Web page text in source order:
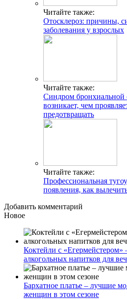
Читайте также:
Отосклероз: причины,
заболевания у взрослых
Читайте также:
Синдром бронхиальной
возникает, чем
предотвращать
Читайте также:
Профессиональная
появления, как
Добавить комментарий
Новое
Коктейли с
алкогольных напитков для
Бархатное платье – лучшие
женщин в этом сезоне